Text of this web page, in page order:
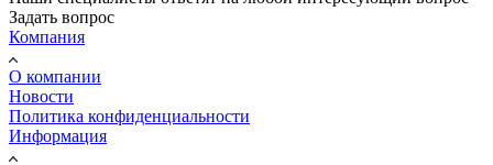
Задать вопрос
Компания
О компании
Новости
Политика конфиденциальности
Информация